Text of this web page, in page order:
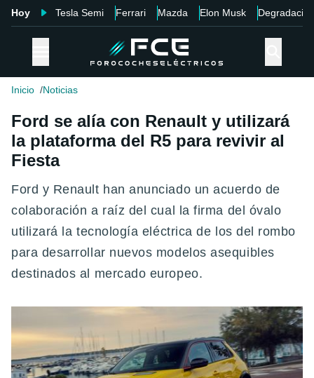
Hoy Tesla Semi Ferrari Mazda Elon Musk Degradación
Inicio Noticias
Ford se alía con Renault y utilizará
la plataforma del R5 para revivir al
Fiesta
Ford y Renault han anunciado un acuerdo de
colaboración a raíz del cual la firma del óvalo
utilizará la tecnología eléctrica de los del rombo
para desarrollar nuevos modelos asequibles
destinados al mercado europeo.